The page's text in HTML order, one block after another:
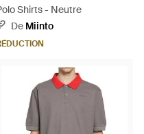
Shirts - Neutre
De Miinto